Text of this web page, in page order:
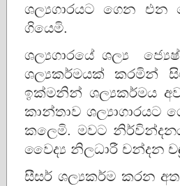
ශල්‍යගාරයට ගෙන එන
ගියෙමි.
ශල්‍යගාරයේ ශල්‍ය
ශල්‍යකර්මයක් කරමින්
ඉක්මනින් ශල්‍යකර්මය
කාන්තාව
කලෙමි. මවට
වෛද්‍ය නිලධාරී චන්දන
සීසර් ශල්‍යකර්ම කරන